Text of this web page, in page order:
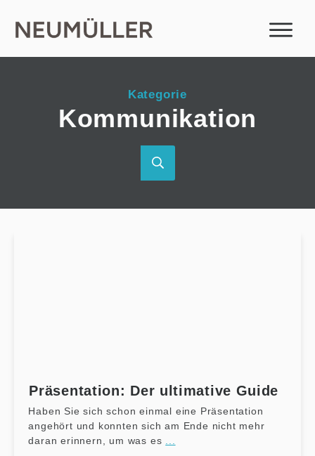
Kategorie
Kommunikation
Präsentation: Der ultimative Guide
Haben Sie sich schon einmal eine Präsentation
angehört und konnten sich am Ende nicht mehr
daran erinnern, um was es